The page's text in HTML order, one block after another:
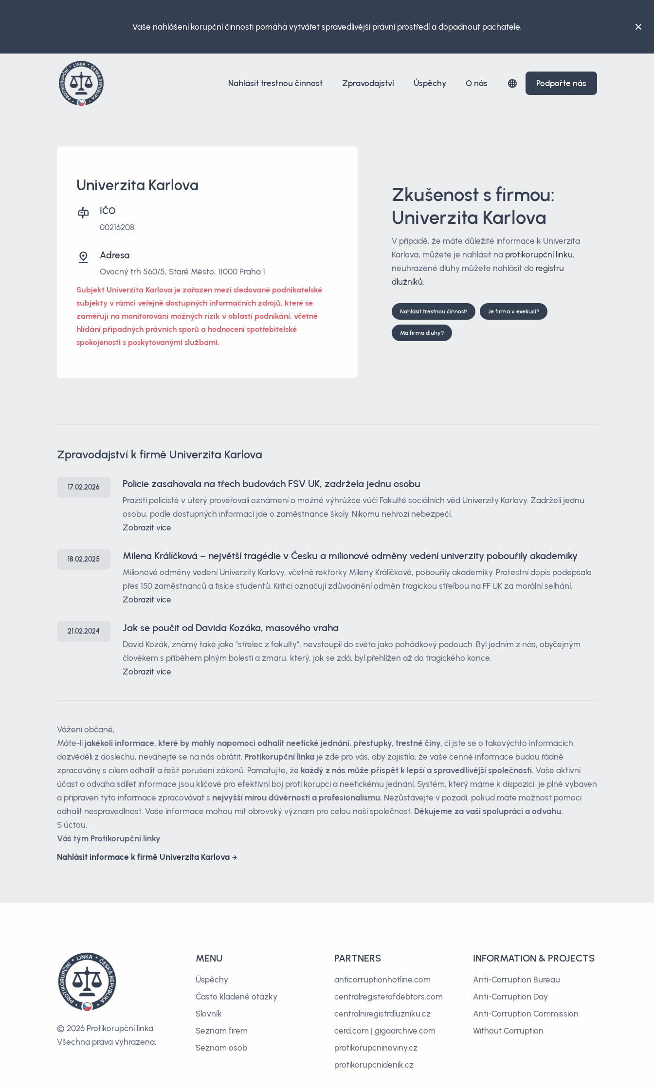
Vaše nahlášení korupční činnosti pomáhá vytvářet spravedlivější právní prostředí a dopadnout pachatele.
Nahlásit trestnou činnost Zpravodajství Úspěchy O nás Podpořte nás
Univerzita Karlova
IČO
00216208
Adresa
Ovocný trh 560/5, Staré Město, 11000 Praha 1
Subjekt Univerzita Karlova je zařazen mezi sledované podnikatelské
subjekty v rámci veřejně dostupných informačních zdrojů, které se
zaměřují na monitorování možných rizik v oblasti podnikání, včetně
hlídání případných právních sporů a hodnocení spotřebitelské
spokojenosti s poskytovanými službami.
Zkušenost s firmou:
Univerzita Karlova
V případě, že máte důležité informace k Univerzita
Karlova, můžete je nahlásit na protikorupční linku,
neuhrazené dluhy můžete nahlásit do registru
dlužníků.
Nahlásit trestnou činnost! Je firma v exekuci?
Má firma dluhy?
Zpravodajství k firmě Univerzita Karlova
17.02.2026 Policie zasahovala na třech budovách FSV UK, zadržela jednu osobu
Pražští policisté v úterý prověřovali oznámení o možné výhrůžce vůči Fakultě sociálních věd Univerzity Karlovy. Zadrželi jednu
osobu, podle dostupných informací jde o zaměstnance školy. Nikomu nehrozí nebezpečí.
Zobrazit více
18.02.2025 Milena Králíčková – největší tragédie v Česku a milionové odměny vedení univerzity pobouřily akademiky
Milionové odměny vedení Univerzity Karlovy, včetně rektorky Mileny Králíčkové, pobouřily akademiky. Protestní dopis podepsalo
přes 150 zaměstnanců a tisíce studentů. Kritici označují zdůvodnění odměn tragickou střelbou na FF UK za morální selhání.
Zobrazit více
21.02.2024 Jak se poučit od Davida Kozáka, masového vraha
David Kozák, známý také jako "střelec z fakulty", nevstoupil do světa jako pohádkový padouch. Byl jedním z nás, obyčejným
člověkem s příběhem plným bolesti a zmaru, který, jak se zdá, byl přehlížen až do tragického konce.
Zobrazit více
Vážení občané,
Máte-li jakékoli informace, které by mohly napomoci odhalit neetické jednání, přestupky, trestné činy, či jste se o takovýchto informacích
dozvěděli z doslechu, neváhejte se na nás obrátit. Protikorupční linka je zde pro vás, aby zajistila, že vaše cenné informace budou řádně
zpracovány s cílem odhalit a řešit porušení zákonů. Pamatujte, že každý z nás může přispět k lepší a spravedlivější společnosti. Vaše aktivní
účast a odvaha sdílet informace jsou klíčové pro efektivní boj proti korupci a neetickému jednání. Systém, který máme k dispozici, je plně vybaven
a připraven tyto informace zpracovávat s nejvyšší mírou důvěrnosti a profesionalismu. Nezůstávejte v pozadí, pokud máte možnost pomoci
odhalit nespravedlnost. Vaše informace mohou mít obrovský význam pro celou naši společnost. Děkujeme za vaši spolupráci a odvahu.
S úctou,
Váš tým Protikorupční linky
Nahlásit informace k firmě Univerzita Karlova
© 2026 Protikorupční linka.
Všechna práva vyhrazena.
MENU
Úspěchy
Často kladené otázky
Slovník
Seznam firem
Seznam osob
PARTNERS
anticorruptionhotline.com
centralregisterofdebtors.com
centralniregistrdluzniku.cz
cerd.com | gigaarchive.com
protikorupcninoviny.cz
protikorupcnidenik.cz
INFORMATION & PROJECTS
Anti-Corruption Bureau
Anti-Corruption Day
Anti-Corruption Commission
Without Corruption